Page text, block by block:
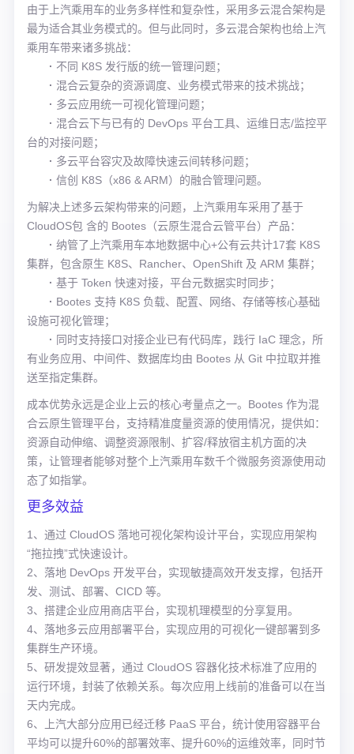
由于上汽乘用车的业务多样性和复杂性，采用多云混合架构是
最为适合其业务模式的。但与此同时，多云混合架构也给上汽
乘用车带来诸多挑战：
· 不同 K8S 发行版的统一管理问题；
· 混合云复杂的资源调度、业务模式带来的技术挑战；
· 多云应用统一可视化管理问题；
· 混合云下与已有的 DevOps 平台工具、运维日志/监控平
台的对接问题；
· 多云平台容灾及故障快速云间转移问题；
· 信创 K8S（x86 & ARM）的融合管理问题。
为解决上述多云架构带来的问题，上汽乘用车采用了基于
CloudOS包 含的 Bootes（云原生混合云管平台）产品：
· 纳管了上汽乘用车本地数据中心+公有云共计17套 K8S
集群，包含原生 K8S、Rancher、OpenShift 及 ARM 集群；
· 基于 Token 快速对接，平台元数据实时同步；
· Bootes 支持 K8S 负载、配置、网络、存储等核心基础
设施可视化管理；
· 同时支持接口对接企业已有代码库，践行 IaC 理念，所
有业务应用、中间件、数据库均由 Bootes 从 Git 中拉取并推
送至指定集群。
成本优势永远是企业上云的核心考量点之一。Bootes 作为混
合云原生管理平台，支持精准度量资源的使用情况，提供如：
资源自动伸缩、调整资源限制、扩容/释放宿主机方面的决
策，让管理者能够对整个上汽乘用车数千个微服务资源使用动
态了如指掌。
更多效益
1、通过 CloudOS 落地可视化架构设计平台，实现应用架构
“拖拉拽”式快速设计。
2、落地 DevOps 开发平台，实现敏捷高效开发支撑，包括开
发、测试、部署、CICD 等。
3、搭建企业应用商店平台，实现机理模型的分享复用。
4、落地多云应用部署平台，实现应用的可视化一键部署到多
集群生产环境。
5、研发提效显著，通过 CloudOS 容器化技术标准了应用的
运行环境，封装了依赖关系。每次应用上线前的准备可以在当
天内完成。
6、上汽大部分应用已经迁移 PaaS 平台，统计使用容器平台
平均可以提升60%的部署效率、提升60%的运维效率，同时节